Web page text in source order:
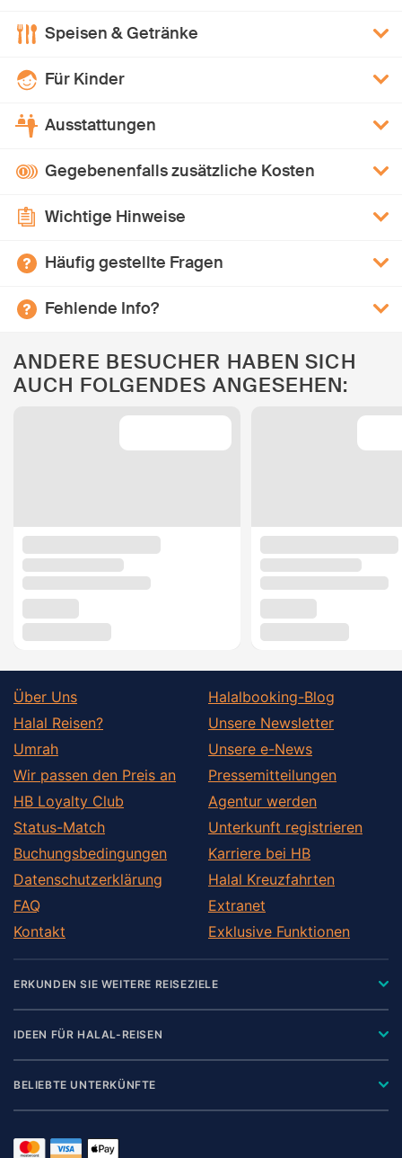
Speisen & Getränke
Für Kinder
Ausstattungen
Gegebenenfalls zusätzliche Kosten
Wichtige Hinweise
Häufig gestellte Fragen
Fehlende Info?
ANDERE BESUCHER HABEN SICH
AUCH FOLGENDES ANGESEHEN:
Über Uns
Halal Reisen?
Umrah
Wir passen den Preis an
HB Loyalty Club
Status-Match
Buchungsbedingungen
Datenschutzerklärung
FAQ
Kontakt
Halalbooking-Blog
Unsere Newsletter
Unsere e-News
Pressemitteilungen
Agentur werden
Unterkunft registrieren
Karriere bei HB
Halal Kreuzfahrten
Extranet
Exklusive Funktionen
ERKUNDEN SIE WEITERE REISEZIELE
IDEEN FÜR HALAL-REISEN
BELIEBTE UNTERKÜNFTE